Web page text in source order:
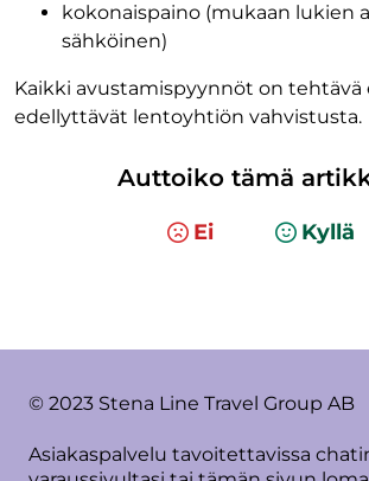
kokonaispaino (mukaan lukien
sähköinen)
Kaikki avustamispyynnöt on tehtävä
edellyttävät lentoyhtiön vahvistusta.
Auttoiko tämä
Ei Kyllä
© 2023 Stena Line Travel Group AB
Asiakaspalvelu tavoitettavissa